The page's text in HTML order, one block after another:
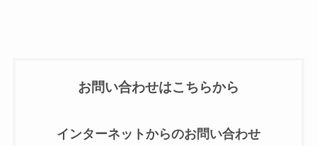
お問い合わせはこちらから
インターネットからのお問い合わせ